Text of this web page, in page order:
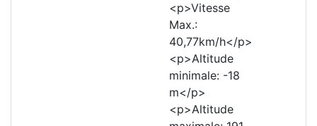
<p>Vitesse
Max.:
40,77km/h</p>
<p>Altitude
minimale: -18
m</p>
<p>Altitude